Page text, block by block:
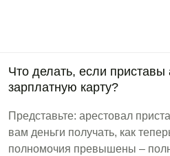
Что делать, если приставы
зарплатную карту?
Представьте: арестовал
вам деньги получать, как
полномочия превышены –